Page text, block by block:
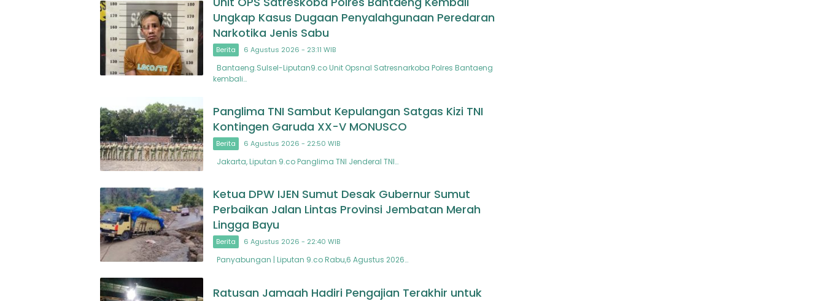
Ungkap Kasus Dugaan Penyalahgunaan Peredaran
Narkotika Jenis Sabu
Berita 6 Agustus 2026 - 23:11 WIB
Bantaeng.Sulsel-Liputan9.co Unit Opsnal Satresnarkoba Polres Bantaeng
kembali…
Panglima TNI Sambut Kepulangan Satgas Kizi TNI
Kontingen Garuda XX-V MONUSCO
Berita 6 Agustus 2026 - 22:50 WIB
Jakarta, Liputan 9.co Panglima TNI Jenderal TNI…
Ketua DPW IJEN Sumut Desak Gubernur Sumut
Perbaikan Jalan Lintas Provinsi Jembatan Merah
Lingga Bayu
Berita 6 Agustus 2026 - 22:40 WIB
Panyabungan | Liputan 9.co Rabu,6 Agustus 2026…
Ratusan Jamaah Hadiri Pengajian Terakhir untuk